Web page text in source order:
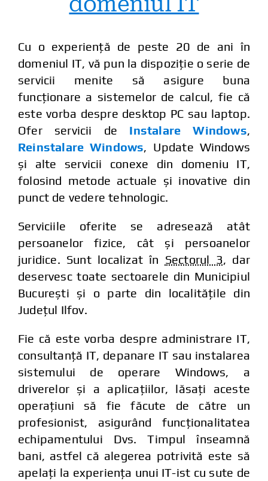
Cu o experiență de peste 20 de ani în
domeniul IT, vă pun la dispoziție o serie de
servicii menite să asigure buna
funcționare a sistemelor de calcul, fie că
este vorba despre desktop PC sau laptop.
Ofer servicii de Instalare Windows,
Reinstalare Windows, Update Windows
și alte servicii conexe din domeniu IT,
folosind metode actuale și inovative din
punct de vedere tehnologic.
Serviciile oferite se adresează atât
persoanelor fizice, cât și persoanelor
juridice. Sunt localizat în Sectorul 3, dar
deservesc toate sectoarele din Municipiul
București și o parte din localitățile din
Județul Ilfov.
Fie că este vorba despre administrare IT,
consultanță IT, depanare IT sau instalarea
sistemului de operare Windows, a
driverelor și a aplicațiilor, lăsați aceste
operațiuni să fie făcute de către un
profesionist, asigurând funcționalitatea
echipamentului Dvs. Timpul înseamnă
bani, astfel că alegerea potrivită este să
apelați la experiența unui IT-ist cu sute de